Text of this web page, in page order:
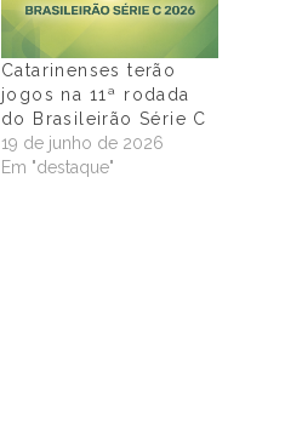
Catarinenses terão
jogos na 11ª rodada
do Brasileirão Série C
19 de junho de 2026
Em "destaque"